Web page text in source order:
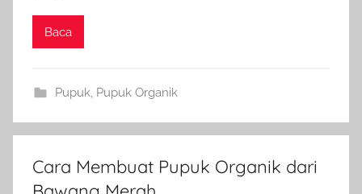
Baca
Pupuk, Pupuk Organik
Cara Membuat Pupuk Organik dari